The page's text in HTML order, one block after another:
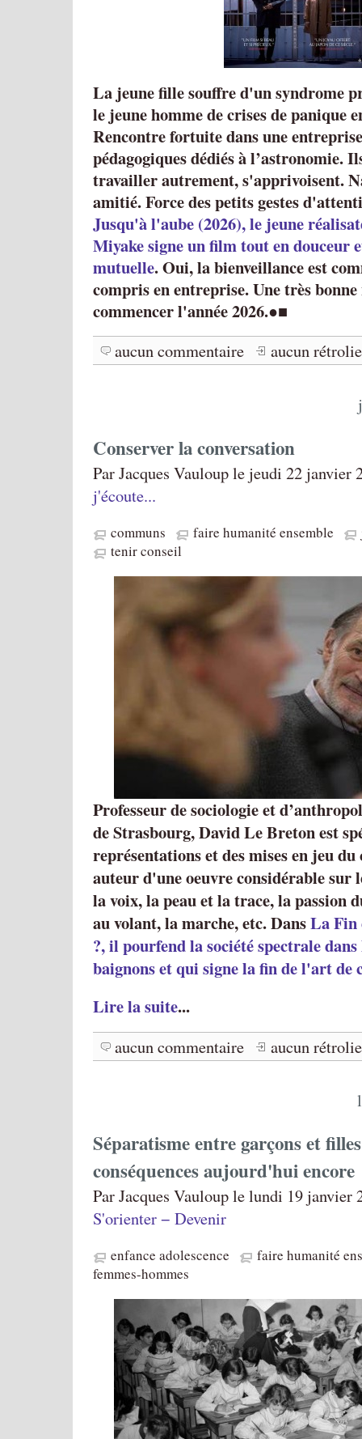
La jeune fille souffre d'un syndrome
le jeune homme de crises de panique
Rencontre fortuite dans une
pédagogiques dédiés à l’astronomie.
travailler autrement, s'apprivoisent.
amitié. Force des petits gestes
Jusqu'à l'aube (2026), le jeune
Miyake signe un film tout en douceur
mutuelle. Oui, la bienveillance est
compris en entreprise. Une très
commencer l'année 2026.●■
aucun commentaire
aucun
Conserver la conversation
Par Jacques Vauloup le jeudi 22 janvier
j'écoute...
communs faire humanité ensemble
tenir conseil
Professeur de sociologie et
de Strasbourg, David Le Breton est
représentations et des mises en jeu
auteur d'une oeuvre considérable sur
la voix, la peau et la trace, la passion
au volant, la marche, etc. DansLa Fin
?, il pourfend la société spectrale
baignons et qui signe la fin de l'art de
Lire la suite...
aucun commentaire aucun
Séparatisme entre garçons et
conséquences aujourd'hui encore
Par Jacques Vauloup le lundi 19 janvier
S'orienter − Devenir
enfance adolescence
faire humanité
femmes-hommes